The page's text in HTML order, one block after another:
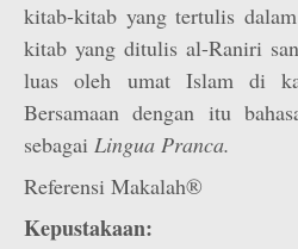
kitab-kitab yang tertulis
kitab yang ditulis al-Raniri
luas oleh umat Islam di
Bersamaan dengan itu
sebagai Lingua Pranca.
Referensi Makalah®
Kepustakaan: